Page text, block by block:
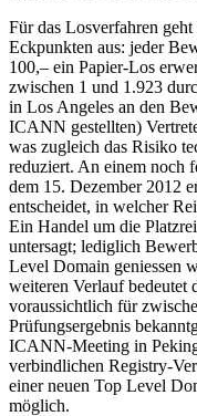
Für das Losverfahren
Eckpunkten aus: jeder
100,– ein Papier-Los
zwischen 1 und 1.923
in Los Angeles an den
ICANN gestellten)
was zugleich das Risiko
reduziert. An einem noch
dem 15. Dezember 2012
entscheidet, in welcher
Ein Handel um die
untersagt; lediglich
Level Domain geniessen
weiteren Verlauf
voraussichtlich für
Prüfungsergebnis
ICANN-Meeting in
verbindlichen Registry-
einer neuen Top Level
möglich.